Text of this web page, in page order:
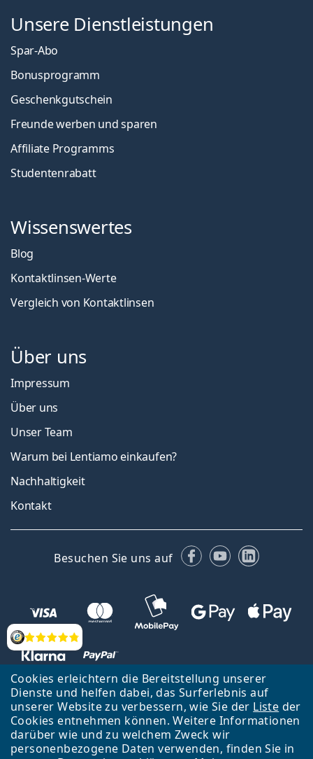
Cookies erleichtern die Bereitstellung unserer
Dienste und helfen dabei, das Surferlebnis auf
unserer Website zu verbessern, wie Sie der Liste der
Cookies entnehmen können. Weitere Informationen
darüber wie und zu welchem Zweck wir
personenbezogene Daten verwenden, finden Sie in
Bewertung
Unsere Dienstleistungen
Spar-Abo
Bonusprogramm
Geschenkgutschein
Freunde werben und sparen
Affiliate Programms
Studentenrabatt
Wissenswertes
Blog
Kontaktlinsen-Werte
Vergleich von Kontaktlinsen
Über uns
Impressum
Über uns
Unser Team
Warum bei Lentiamo einkaufen?
Nachhaltigkeit
Kontakt
Besuchen Sie uns auf Facebook
YouTubeLinkedIn
Zurück zur Hauptseite
Nach oben
Lentiamo s.r.o., Tschechien ist Eigentümer und Betreiber des Online-
Shops Lentiamo.de
Seit 18 Jahren sind wir für Sie da.